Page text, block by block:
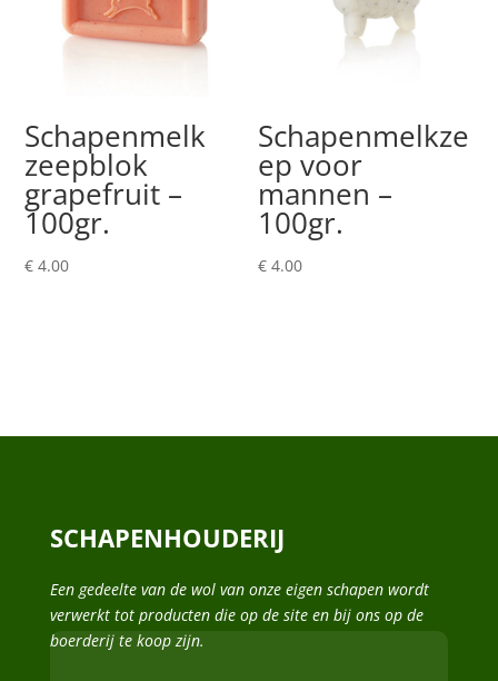
Schapenmelk
zeepblok
grapefruit –
100gr.
€ 4.00
Schapenmelkze
ep voor
mannen –
100gr.
€ 4.00
SCHAPENHOUDERIJ
Een gedeelte van de wol van onze eigen schapen wordt
verwerkt tot producten die op de site en bij ons op de
boerderij te koop zijn.